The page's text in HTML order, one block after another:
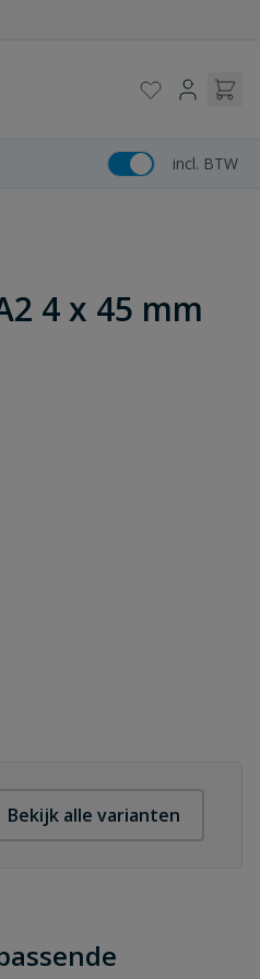
incl. BTW
4 x 45 mm
Bekijk alle varianten